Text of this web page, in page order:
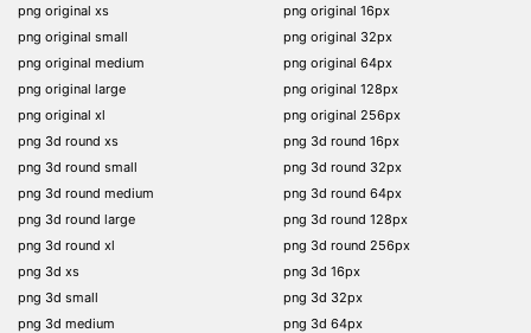
png original xs
png original small
png original medium
png original large
png original xl
png 3d round xs
png 3d round small
png 3d round medium
png 3d round large
png 3d round xl
png 3d xs
png 3d small
png 3d medium
png original 16px
png original 32px
png original 64px
png original 128px
png original 256px
png 3d round 16px
png 3d round 32px
png 3d round 64px
png 3d round 128px
png 3d round 256px
png 3d 16px
png 3d 32px
png 3d 64px